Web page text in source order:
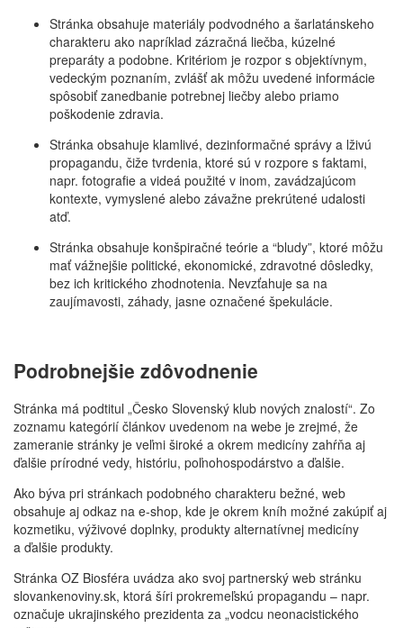
Stránka obsahuje materiály podvodného a šarlatánskeho
charakteru ako napríklad zázračná liečba, kúzelné
preparáty a podobne. Kritériom je rozpor s objektívnym,
vedeckým poznaním, zvlášť ak môžu uvedené informácie
spôsobiť zanedbanie potrebnej liečby alebo priamo
poškodenie zdravia.
Stránka obsahuje klamlivé, dezinformačné správy a lživú
propagandu, čiže tvrdenia, ktoré sú v rozpore s faktami,
napr. fotografie a videá použité v inom, zavádzajúcom
kontexte, vymyslené alebo závažne prekrútené udalosti
atď.
Stránka obsahuje konšpiračné teórie a “bludy”, ktoré môžu
mať vážnejšie politické, ekonomické, zdravotné dôsledky,
bez ich kritického zhodnotenia. Nevzťahuje sa na
zaujímavosti, záhady, jasne označené špekulácie.
Podrobnejšie zdôvodnenie
Stránka má podtitul „Česko Slovenský klub nových znalostí“. Zo
zoznamu kategórií článkov uvedenom na webe je zrejmé, že
zameranie stránky je veľmi široké a okrem medicíny zahŕňa aj
ďalšie prírodné vedy, históriu, poľnohospodárstvo a ďalšie.
Ako býva pri stránkach podobného charakteru bežné, web
obsahuje aj odkaz na e-shop, kde je okrem kníh možné zakúpiť aj
kozmetiku, výživové doplnky, produkty alternatívnej medicíny
a ďalšie produkty.
Stránka OZ Biosféra uvádza ako svoj partnerský web stránku
slovankenoviny.sk, ktorá šíri prokremeľskú propagandu – napr.
označuje ukrajinského prezidenta za „vodcu neonacistického